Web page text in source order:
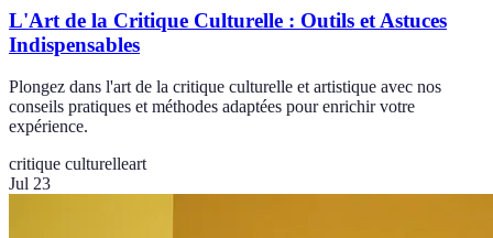
L'Art de la Critique Culturelle : Outils et Astuces
Indispensables
Plongez dans l'art de la critique culturelle et artistique avec nos
conseils pratiques et méthodes adaptées pour enrichir votre
expérience.
critique culturelleart
Jul 23